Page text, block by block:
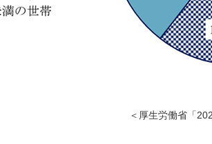
＜厚生労働省「